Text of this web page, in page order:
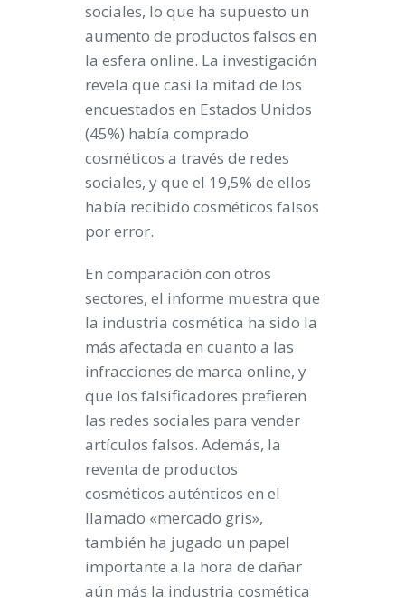
sociales, lo que ha supuesto un
aumento de productos falsos en
la esfera online. La investigación
revela que casi la mitad de los
encuestados en Estados Unidos
(45%) había comprado
cosméticos a través de redes
sociales, y que el 19,5% de ellos
había recibido cosméticos falsos
por error.
En comparación con otros
sectores, el informe muestra que
la industria cosmética ha sido la
más afectada en cuanto a las
infracciones de marca online, y
que los falsificadores prefieren
las redes sociales para vender
artículos falsos. Además, la
reventa de productos
cosméticos auténticos en el
llamado «mercado gris»,
también ha jugado un papel
importante a la hora de dañar
aún más la industria cosmética